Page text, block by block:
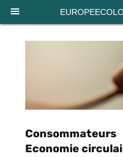
Consommateurs
Economie